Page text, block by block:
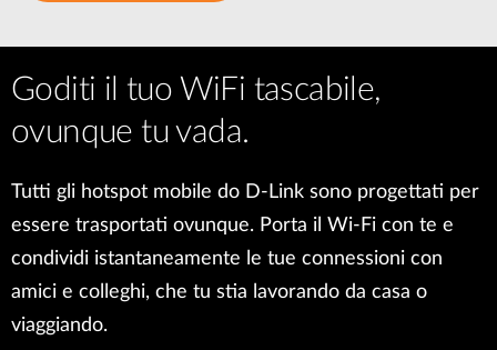
Goditi il tuo WiFi tascabile,
ovunque tu vada.
Tutti gli hotspot mobile do D-Link sono progettati per
essere trasportati ovunque. Porta il Wi-Fi con te e
condividi istantaneamente le tue connessioni con
amici e colleghi, che tu stia lavorando da casa o
viaggiando.